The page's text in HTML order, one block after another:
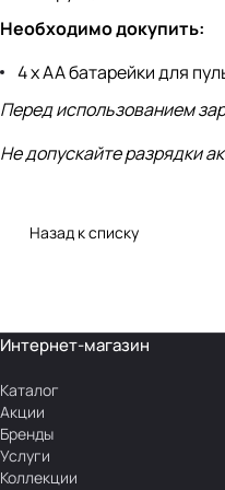
Необходимо докупить:
4 х АА батарейки для
Перед использованием
Не допускайте разрядки
Назад к списку
Интернет-магазин
Каталог
Акции
Бренды
Услуги
Коллекции